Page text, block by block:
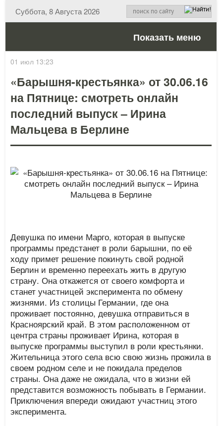
Суббота, 8 Августа 2026
Показать меню
01 июл 13:23
«Барышня-крестьянка» от 30.06.16
на Пятнице: смотреть онлайн
последний выпуск – Ирина
Мальцева в Берлине
Девушка по имени Марго, которая в выпуске
программы предстанет в роли барышни, по её
ходу примет решение покинуть свой родной
Берлин и временно переехать жить в другую
страну. Она откажется от своего комфорта и
станет участницей эксперимента по обмену
жизнями. Из столицы Германии, где она
проживает постоянно, девушка отправиться в
Красноярский край. В этом расположенном от
центра страны проживает Ирина, которая в
выпуске программы выступил в роли крестьянки.
Жительница этого села всю свою жизнь прожила в
своем родном селе и не покидала пределов
страны. Она даже не ожидала, что в жизни ей
представится возможность побывать в Германии.
Приключения впереди ожидают участниц этого
эксперимента.